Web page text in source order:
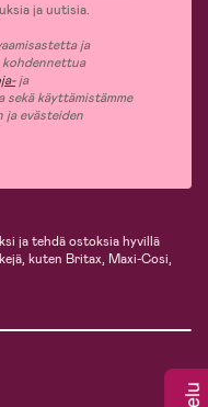
ja uutisia.
ja
kohdennettua
ja
käyttämistämme
evästeiden
ja tehdä ostoksia hyvillä
kuten Britax, Maxi-Cosi,